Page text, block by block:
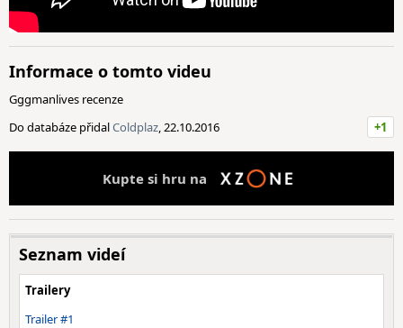
Informace o tomto videu
Gggmanlives recenze
Do databáze přidalColdplaz, 22.10.2016 +1
Kupte si hru na
Seznam videí
Trailery
Trailer #1